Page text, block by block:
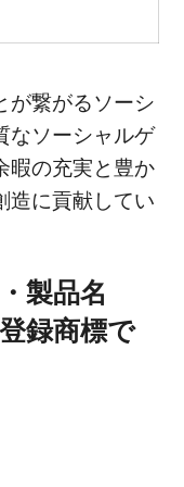
が繋がるソーシ
なソーシャルゲ
暇の充実と豊か
造に貢献してい
製品名
録商標で